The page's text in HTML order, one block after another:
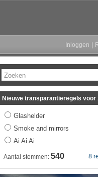
Inloggen
Zoeken
Nieuwe transparantieregels voor
Glashelder
Smoke and mirrors
Ai Ai Ai
8
Aantal stemmen: 540